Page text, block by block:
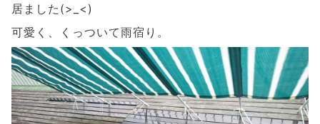
居ました(>_<)
可愛く、くっついて雨宿り。